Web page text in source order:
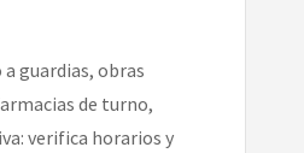
guardias, obras
de turno,
verifica horarios y